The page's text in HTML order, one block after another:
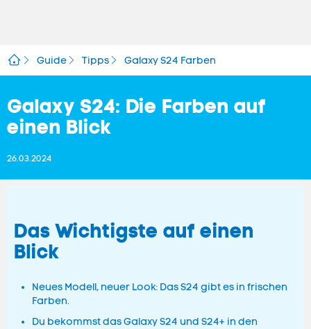
Guide Tipps Galaxy S24 Farben
Galaxy S24: Die Farben auf
einen Blick
26.03.2024
Das Wichtigste auf einen
Blick
Neues Modell, neuer Look: Das S24 gibt es in frischen
Farben.
Du bekommst das Galaxy S24 und S24+ in den